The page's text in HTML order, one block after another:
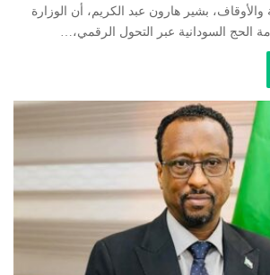
والأوقاف، بشير هارون عبد الكريم، أن الوزارة
السودانية عبر التحول الرقمي،…